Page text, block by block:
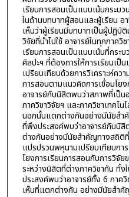
เรียนการสอนเป็นแบบเน้นกระบ
ในด้านบทบาทผู้สอนและผู้เรียน อ
เห็นว่าผู้เรียนมีบทบาทเป็นผู้ปฏิบั
วิจัยที่นำไปใช้ อาจารย์ในทุกภาค
เรียนการสอนเป็นแบบเน้นที่กระ
ศิลปะฯ ที่ต้องการให้การเรียนเป็
เปรียบเทียบด้วยการวิเคราะห์ค
การสอนตามแนวคิดการเชื่อมโย
อาจารย์กับนิสิตพบว่าสภาพที่เป็
ภาควิชาวิจัยฯ และภาควิชาเทคโ
นอกนั้นแตกต่างกันอย่างมีนัยสำ
ที่พึงประสงค์พบว่าอาจารย์กับนิสิ
ต่างกันอย่างมีนัยสำคัญทางสถิติที่
แปรปรวนพหุนามเปรียบเทียบกา
โยงการเรียนการสอนกับการวิจั
ระหว่างนิสิตที่ต่างภาควิชากัน ทั้
ประสงค์พบว่าอาจารย์ทั้ง 6 ภาค
เห็นที่แตกต่างกัน อย่างมีนัยสำ